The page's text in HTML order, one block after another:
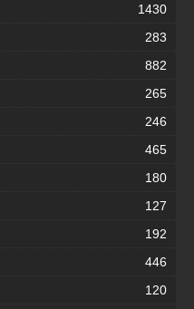
1430
283
882
265
246
465
180
127
192
446
120